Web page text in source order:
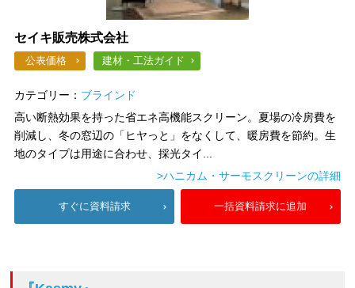
セイキ販売株式会社
公表価格 建材・工法ガイド
カテゴリー： ブラインド
高い断熱効果を持った省エネ高機能スクリーン。夏場の冷房費を
削減し、冬の窓辺の「ヒヤっと」をなくして、暖房費を節約。生
地のタイプは用途に合わせ、採光タイ...
>ハニカム・サーモスクリーンの詳細
すぐに資料請求 一括資料請求に追加